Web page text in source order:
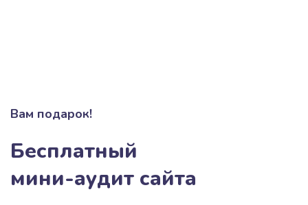
Вам подарок!
Бесплатный
мини-аудит сайта